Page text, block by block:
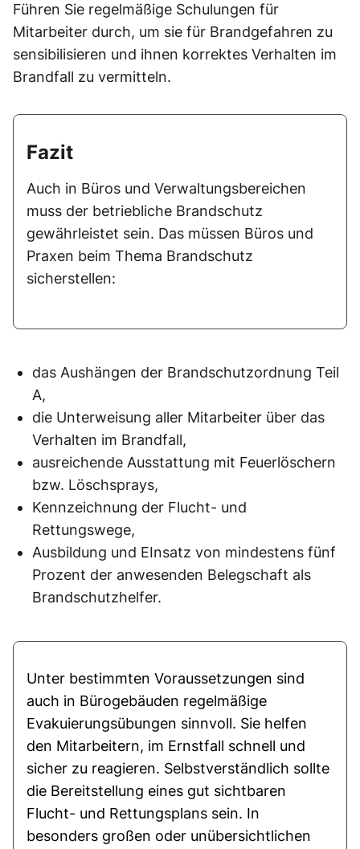
Führen Sie regelmäßige Schulungen für
Mitarbeiter durch, um sie für Brandgefahren zu
sensibilisieren und ihnen korrektes Verhalten im
Brandfall zu vermitteln.
Fazit
Auch in Büros und Verwaltungsbereichen
muss der betriebliche Brandschutz
gewährleistet sein. Das müssen Büros und
Praxen beim Thema Brandschutz
sicherstellen:
das Aushängen der Brandschutzordnung Teil
A,
die Unterweisung aller Mitarbeiter über das
Verhalten im Brandfall,
ausreichende Ausstattung mit Feuerlöschern
bzw. Löschsprays,
Kennzeichnung der Flucht- und
Rettungswege,
Ausbildung und EInsatz von mindestens fünf
Prozent der anwesenden Belegschaft als
Brandschutzhelfer.
Unter bestimmten Voraussetzungen sind
auch in Bürogebäuden regelmäßige
Evakuierungsübungen sinnvoll. Sie helfen
den Mitarbeitern, im Ernstfall schnell und
sicher zu reagieren. Selbstverständlich sollte
die Bereitstellung eines gut sichtbaren
Flucht- und Rettungsplans sein. In
besonders großen oder unübersichtlichen